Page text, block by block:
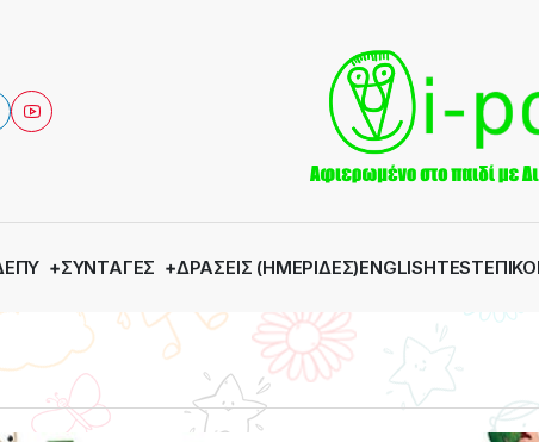
ΣΥΝΤΑΓΈΣ ΔΡΆΣΕΙΣ (ΗΜΕΡΊΔΕΣ)ENGLISHTEST